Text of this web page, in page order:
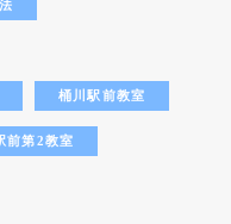
桶川駅前教室
前第2教室